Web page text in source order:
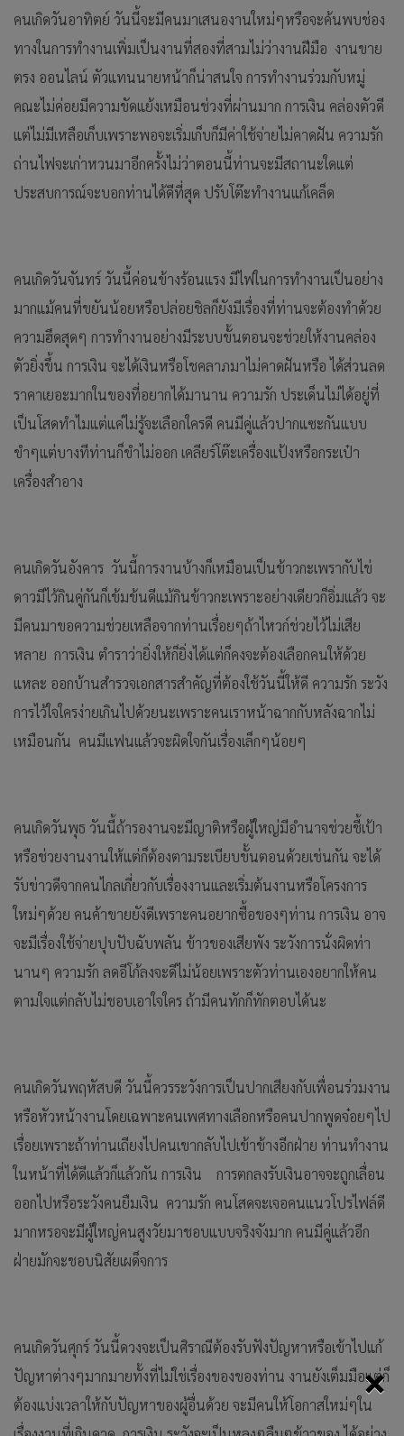
×
คนเกิดวันอาทิตย์ วันนี้จะมีคนมาเสนองานใหม่ๆหรือจะค้นพบช่อง
ทางในการทำงานเพิ่มเป็นงานที่สองที่สามไม่ว่างานฝีมือ งานขาย
ตรง ออนไลน์ ตัวแทนนายหน้าก็น่าสนใจ การทำงานร่วมกับหมู่
คณะไม่ค่อยมีความขัดแย้งเหมือนช่วงที่ผ่านมาก การเงิน คล่องตัวดี
แต่ไม่มีเหลือเก็บเพราะพอจะเริ่มเก็บก็มีค่าใช้จ่ายไม่คาดฝัน ความรัก
ถ่านไฟจะเก่าหวนมาอีกครั้งไม่ว่าตอนนี้ท่านจะมีสถานะใดแต่
ประสบการณ์จะบอกท่านได้ดีที่สุด ปรับโต๊ะทำงานแก้เคล็ด
คนเกิดวันจันทร์ วันนี้ค่อนข้างร้อนแรง มีไฟในการทำงานเป็นอย่าง
มากแม้คนที่ขยันน้อยหรือปล่อยชิลก็ยังมีเรื่องที่ท่านจะต้องทำด้วย
ความฮึดสุดๆ การทำงานอย่างมีระบบขั้นตอนจะช่วยให้งานคล่อง
ตัวยิ่งขึ้น การเงิน จะได้เงินหรือโชคลาภมาไม่คาดฝันหรือ ได้ส่วนลด
ราคาเยอะมากในของที่อยากได้มานาน ความรัก ประเด็นไม่ได้อยู่ที่
เป็นโสดทำไมแต่แค่ไม่รู้จะเลือกใครดี คนมีคู่แล้วปากแซะกันแบบ
ขำๆแต่บางทีท่านก็ขำไม่ออก เคลียร์โต๊ะเครื่องแป้งหรือกระเป๋า
เครื่องสำอาง
คนเกิดวันอังคาร วันนี้การงานบ้างก็เหมือนเป็นข้าวกะเพรากับไข่
ดาวมีไว้กินคู่กันก็เข้มข้นดีแม้กินข้าวกะเพราะอย่างเดียวก็อิ่มแล้ว จะ
มีคนมาขอความช่วยเหลือจากท่านเรื่อยๆถ้าไหวก์ช่วยไว้ไม่เสีย
หลาย การเงิน ตำราว่ายิ่งให้ก็ยิ่งได้แต่ก็คงจะต้องเลือกคนให้ด้วย
แหละ ออกบ้านสำรวจเอกสารสำคัญที่ต้องใช้วันนี้ให้ดี ความรัก ระวัง
การไว้ใจใครง่ายเกินไปด้วยนะเพราะคนเราหน้าฉากกับหลังฉากไม่
เหมือนกัน คนมีแฟนแล้วจะผิดใจกันเรื่องเล็กๆน้อยๆ
คนเกิดวันพุธ วันนี้ถ้ารองานจะมีญาติหรือผู้ใหญ่มีอำนาจช่วยชี้เป้า
หรือช่วยงานงานให้แต่ก็ต้องตามระเบียบขั้นตอนด้วยเช่นกัน จะได้
รับข่าวดีจากคนไกลเกี่ยวกับเรื่องงานและเริ่มต้นงานหรือโครงการ
ใหม่ๆด้วย คนค้าขายยังดีเพราะคนอยากซื้อของๆท่าน การเงิน อาจ
จะมีเรื่องใช้จ่ายปุบปับฉับพลัน ข้าวของเสียพัง ระวังการนั่งผิดท่า
นานๆ ความรัก ลดอีโก้ลงจะดีไม่น้อยเพราะตัวท่านเองอยากให้คน
ตามใจแต่กลับไม่ชอบเอาใจใคร ถ้ามีคนทักก็ทักตอบได้นะ
คนเกิดวันพฤหัสบดี วันนี้ควรระวังการเป็นปากเสียงกับเพื่อนร่วมงาน
หรือหัวหน้างานโดยเฉพาะคนเพศทางเลือกหรือคนปากพูดจ๋อยๆไป
เรื่อยเพราะถ้าท่านเถียงไปคนเขากลับไปเข้าข้างอีกฝ่าย ท่านทำงาน
ในหน้าที่ได้ดีแล้วก็แล้วกัน การเงิน การตกลงรับเงินอาจจะถูกเลื่อน
ออกไปหรือระวังคนยืมเงิน ความรัก คนโสดจะเจอคนแนวโปรไฟล์ดี
มากหรอจะมีผู้ใหญ่คนสูงวัยมาชอบแบบจริงจังมาก คนมีคู่แล้วอีก
ฝ่ายมักจะชอบนิสัยเผด็จการ
คนเกิดวันศุกร์ วันนี้ดวงจะเป็นศิราณีต้องรับฟังปัญหาหรือเข้าไปแก้
ปัญหาต่างๆมากมายทั้งที่ไม่ใช่เรื่องของของท่าน งานยังเต็มมือแต่ก็
ต้องแบ่งเวลาให้กับปัญหาของผู้อื่นด้วย จะมีคนให้โอกาสใหม่ๆใน